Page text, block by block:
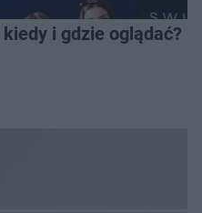
i gdzie oglądać?